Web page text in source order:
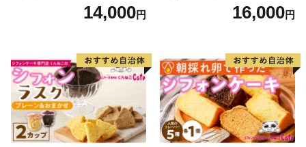
14,000円 16,000円